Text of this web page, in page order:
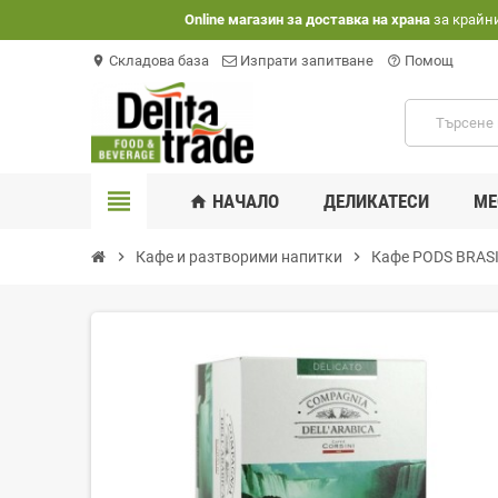
Оnline магазин за доставка на храназа
location_on Складова база Изпрати запитване help_outline Помощ
view_headline home НАЧАЛО ДЕЛИКАТЕСИ
chevron_right Кафе и разтворими напитки chevron_right Кафе PODS